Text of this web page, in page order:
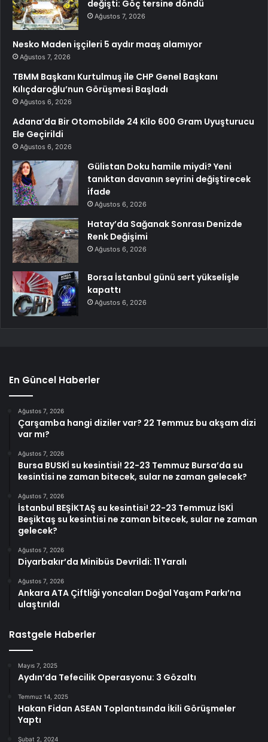
değişti: Göç tersine döndü
Ağustos 7, 2026
Nesko Maden işçileri 5 aydır maaş alamıyor
Ağustos 7, 2026
TBMM Başkanı Kurtulmuş ile CHP Genel Başkanı
Kılıçdaroğlu’nun Görüşmesi Başladı
Ağustos 6, 2026
Adana’da Bir Otomobilde 24 Kilo 600 Gram Uyuşturucu
Ele Geçirildi
Ağustos 6, 2026
Gülistan Doku hamile miydi? Yeni
tanıktan davanın seyrini değiştirecek
ifade
Ağustos 6, 2026
Hatay’da Sağanak Sonrası Denizde
Renk Değişimi
Ağustos 6, 2026
Borsa İstanbul günü sert yükselişle
kapattı
Ağustos 6, 2026
En Güncel Haberler
Ağustos 7, 2026
Çarşamba hangi diziler var? 22 Temmuz bu akşam dizi
var mı?
Ağustos 7, 2026
Bursa BUSKİ su kesintisi! 22-23 Temmuz Bursa’da su
kesintisi ne zaman bitecek, sular ne zaman gelecek?
Ağustos 7, 2026
İstanbul BEŞİKTAŞ su kesintisi! 22-23 Temmuz İSKİ
Beşiktaş su kesintisi ne zaman bitecek, sular ne zaman
gelecek?
Ağustos 7, 2026
Diyarbakır’da Minibüs Devrildi: 11 Yaralı
Ağustos 7, 2026
Ankara ATA Çiftliği yoncaları Doğal Yaşam Parkı’na
ulaştırıldı
Rastgele Haberler
Mayıs 7, 2025
Aydın’da Tefecilik Operasyonu: 3 Gözaltı
Temmuz 14, 2025
Hakan Fidan ASEAN Toplantısında İkili Görüşmeler
Yaptı
Şubat 2, 2024